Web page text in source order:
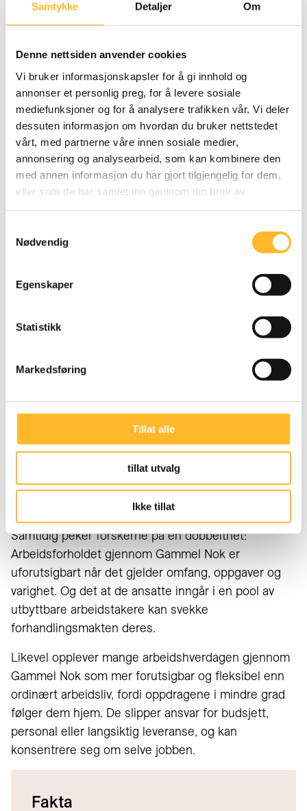
Samtykke Detaljer Om
Denne nettsiden anvender cookies
Vi bruker informasjonskapsler for å gi innhold og
annonser et personlig preg, for å levere sosiale
mediefunksjoner og for å analysere trafikken vår. Vi deler
dessuten informasjon om hvordan du bruker nettstedet
vårt, med partnerne våre innen sosiale medier,
annonsering og analysearbeid, som kan kombinere den
med annen informasjon du har gjort tilgjengelig for dem,
eller som de har samlet inn gjennom din bruk av
Nødvendig
Egenskaper
Statistikk
Markedsføring
Tillat alle
tillat utvalg
Ikke tillat
tilbake til gammel jobb
Svært få av respondentene ønsker seg tilbake til sin
tidligere jobb. Bare én av ti ville takket ja til et års
vikariat hos tidligere arbeidsgiver. En tredjedel sier
at de ikke kan tenke seg å gå tilbake til den gamle
jobben.
«Jeg trodde flere ville tilbake til sin gamle jobb, men
de fleste ville heller prøve noe nytt. Hvis de i det
hele tatt skulle tilbake, var det betinget av redusert
stilling og stor grad av egen fleksibilitet,» sier
Fleksibilitet på
arbeidstakers premisser
Mange sier at det er avgjørende å kunne bestemme
når og hvor mye de vil jobbe, og å kunne si nei til
oppdrag de ikke ønsker.
«Det interessante her er at fleksibiliteten i stor grad
er på arbeidstakers premisser. Det bryter litt med
logikken i mye av dagens arbeidsliv, hvor fleksibilitet
ofte betyr at arbeidsgiver får mer å gå på,» sier
Samtidig peker forskerne på en dobbelthet:
Arbeidsforholdet gjennom Gammel Nok er
uforutsigbart når det gjelder omfang, oppgaver og
varighet. Og det at de ansatte inngår i en pool av
utbyttbare arbeidstakere kan svekke
forhandlingsmakten deres.
Likevel opplever mange arbeidshverdagen gjennom
Gammel Nok som mer forutsigbar og fleksibel enn
ordinært arbeidsliv, fordi oppdragene i mindre grad
følger dem hjem. De slipper ansvar for budsjett,
personal eller langsiktig leveranse, og kan
konsentrere seg om selve jobben.
Fakta